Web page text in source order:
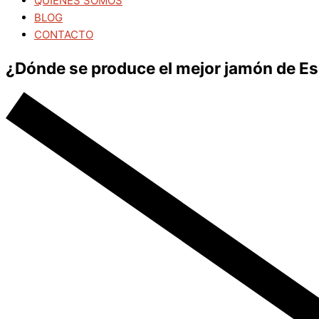
BLOG
CONTACTO
¿Dónde se produce el mejor jamón de